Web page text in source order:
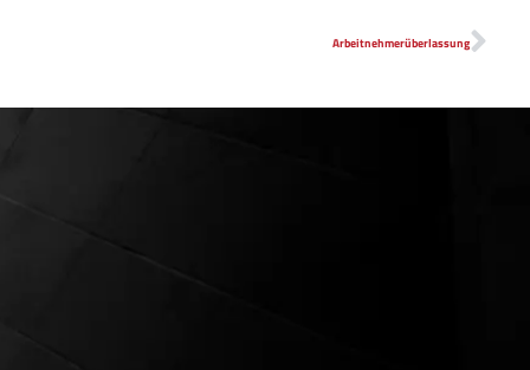
Arbeitnehmerüberlassung